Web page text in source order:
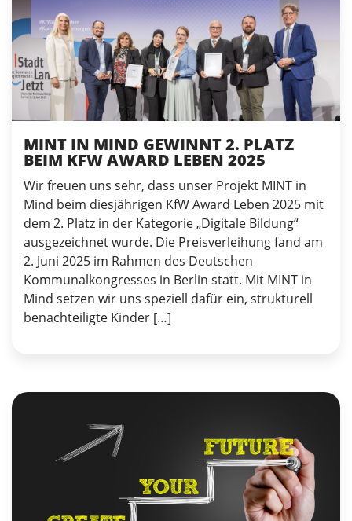
MINT IN MIND GEWINNT 2. PLATZ
BEIM KFW AWARD LEBEN 2025
Wir freuen uns sehr, dass unser Projekt MINT in
Mind beim diesjährigen KfW Award Leben 2025 mit
dem 2. Platz in der Kategorie „Digitale Bildung“
ausgezeichnet wurde. Die Preisverleihung fand am
2. Juni 2025 im Rahmen des Deutschen
Kommunalkongresses in Berlin statt. Mit MINT in
Mind setzen wir uns speziell dafür ein, strukturell
benachteiligte Kinder […]